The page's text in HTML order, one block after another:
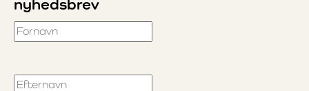
nyhedsbrev
Fornavn
Efternavn